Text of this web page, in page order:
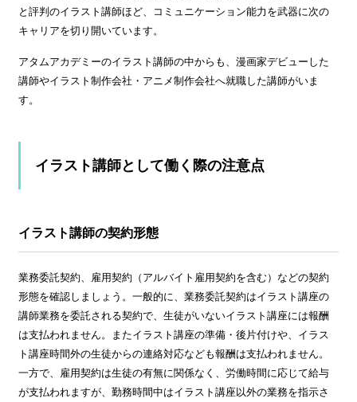
と評判のイラスト講師ほど、コミュニケーション能力を武器に次の
キャリアを切り開いています。
アタムアカデミーのイラスト講師の中からも、漫画家デビューした
講師やイラスト制作会社・アニメ制作会社へ就職した講師がいま
す。
イラスト講師として働く際の注意点
イラスト講師の契約形態
業務委託契約、雇用契約（アルバイト雇用契約を含む）などの契約
形態を確認しましょう。一般的に、業務委託契約はイラスト講座の
講師業務を委託される契約で、生徒がいないイラスト講座には報酬
は支払われません。またイラスト講座の準備・後片付けや、イラス
ト講座時間外の生徒からの連絡対応なども報酬は支払われません。
一方で、雇用契約は生徒の有無に関係なく、労働時間に応じて給与
が支払われますが、勤務時間中はイラスト講座以外の業務を指示さ